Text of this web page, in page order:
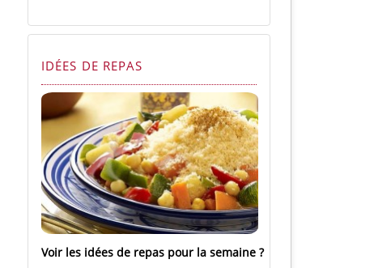
IDÉES DE REPAS
Voir les idées de repas pour la semaine